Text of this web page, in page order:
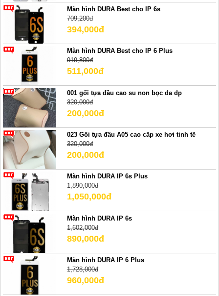
Màn hình DURA Best cho IP 6s
709,200đ
394,000đ
Màn hình DURA Best cho IP 6 Plus
919,800đ
511,000đ
001 gối tựa đầu cao su non bọc da dp
320,000đ
200,000đ
023 Gối tựa đầu A05 cao cấp xe hơi tinh tế
320,000đ
200,000đ
Màn hình DURA IP 6s Plus
1,890,000đ
1,050,000đ
Màn hình DURA IP 6s
1,602,000đ
890,000đ
Màn hình DURA IP 6 Plus
1,728,000đ
960,000đ